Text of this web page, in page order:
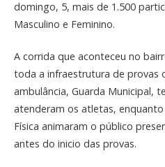
domingo, 5, mais de 1.500
Masculino e Feminino.
A corrida que aconteceu no
toda a infraestrutura de provas
ambulância, Guarda Municipal,
atenderam os atletas,
Física animaram o público
antes do inicio das provas.